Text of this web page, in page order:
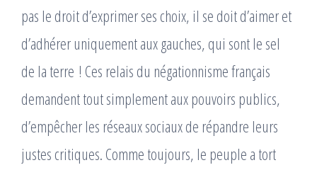
pas le droit d’exprimer ses choix, il se doit d’aimer et
d’adhérer uniquement aux gauches, qui sont le sel
de la terre ! Ces relais du négationnisme français
demandent tout simplement aux pouvoirs publics,
d’empêcher les réseaux sociaux de répandre leurs
justes critiques. Comme toujours, le peuple a tort